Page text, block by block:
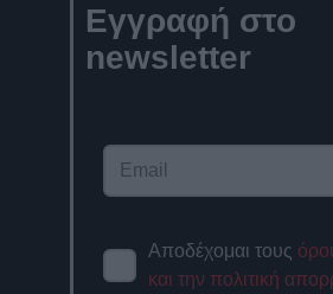
Εγγραφή στο
newsletter
Αποδέχομαι τους
και την πολιτική